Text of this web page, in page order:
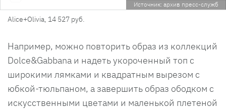
Источник: архив пресс-служб
Alice+Olivia, 14 527 руб.
Например, можно повторить образ из коллекций
Dolce&Gabbana и надеть укороченный топ с
широкими лямками и квадратным вырезом с
юбкой-тюльпаном, а завершить образ ободком с
искусственными цветами и маленькой плетеной